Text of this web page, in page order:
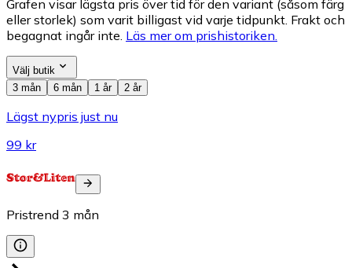
Grafen visar lägsta pris över tid för den variant (såsom färg
eller storlek) som varit billigast vid varje tidpunkt. Frakt och
begagnat ingår inte. Läs mer om prishistoriken.
Välj butik
3 mån
6 mån 1 år 2 år
Lägst nypris just nu
99 kr
Pristrend 3 mån